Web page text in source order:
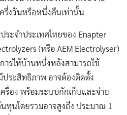
รึ่งวันหรือหนึ่งคืนเท่านั้น
ระจำประเทศไทยของ Enapter
(หรือ AEM Electrolyser)
ารให้บ้านหนึ่งหลังสามารถใช้
ประสิทธิภาพ อาจต้องติดตั้ง
รื่อง พร้อมระบบกักเก็บและจ่าย
ทุนโดยรวมอาจสูงถึง ประมาณ 1